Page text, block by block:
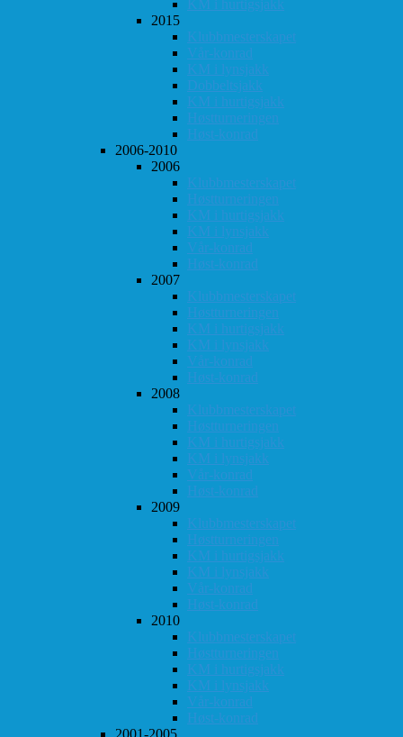
KM i hurtigsjakk
2015
Klubbmesterskapet
Vår-konrad
KM i lynsjakk
Dobbeltsjakk
KM i hurtigsjakk
Høstturneringen
Høst-konrad
2006-2010
2006
Klubbmesterskapet
Høstturneringen
KM i hurtigsjakk
KM i lynsjakk
Vår-konrad
Høst-konrad
2007
Klubbmesterskapet
Høstturneringen
KM i hurtigsjakk
KM i lynsjakk
Vår-konrad
Høst-konrad
2008
Klubbmesterskapet
Høstturneringen
KM i hurtigsjakk
KM i lynsjakk
Vår-konrad
Høst-konrad
2009
Klubbmesterskapet
Høstturneringen
KM i hurtigsjakk
KM i lynsjakk
Vår-konrad
Høst-konrad
2010
Klubbmesterskapet
Høstturneringen
KM i hurtigsjakk
KM i lynsjakk
Vår-konrad
Høst-konrad
2001-2005